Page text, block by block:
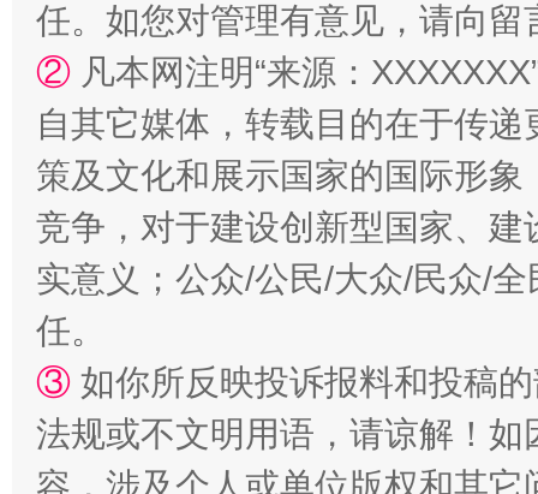
任。如您对管理有意见，请向
② 凡本网注明“来源：
自其它媒体，转载目的在于传
策及文化和展示国家的国际形
竞争，对于建设创新型国家、
实意义；公众/公民/大众/民众/
任。
③ 如你所反映投诉报料和投稿
法规或不文明用语，请谅解！
容，涉及个人或单位版权和其它